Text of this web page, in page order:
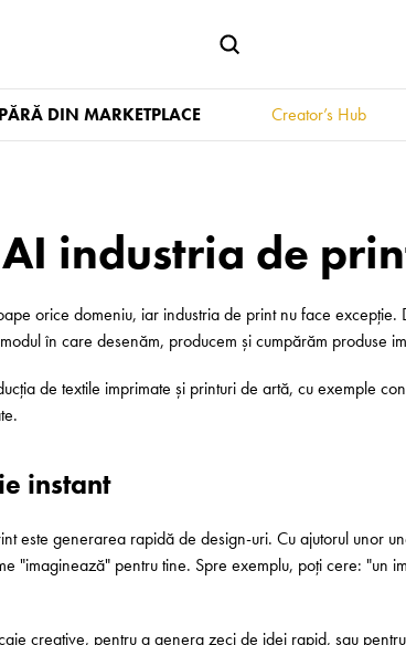
DIN MARKETPLACE Creator’s Hub
industria de
orice domeniu, iar industria de print nu face
în care desenăm, producem și cumpărăm produse
de textile imprimate și printuri de artă, cu exemple
instant
este generarea rapidă de design-uri. Cu ajutorul unor
"imaginează" pentru tine. Spre exemplu, poți cere: "un
creative, pentru a genera zeci de idei rapid, sau